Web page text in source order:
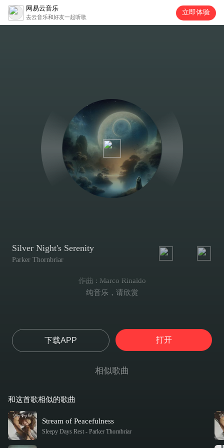
网易云音乐
去云音乐和好友一起听歌
立即体验
Silver Night's Serenity
Parker Thornbriar
作曲 : Marco Rinaldo
纯音乐，请欣赏
下载APP 打开
相似歌曲
和这首歌相似的歌曲
Stream of Peacefulness
Sleepy Days Rest - Parker Thornbriar